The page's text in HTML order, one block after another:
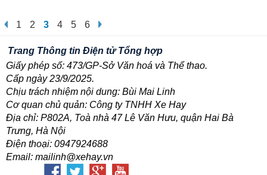
1 2 3 4 5 6
Trang Thông tin Điện tử Tổng hợp
Giấy phép số: 473/GP-Sở Văn hoá và Thể thao.
Cấp ngày 23/9/2025.
Chịu trách nhiệm nội dung: Bùi Mai Linh
Cơ quan chủ quản: Công ty TNHH Xe Hay
Địa chỉ: P802A, Toà nhà 47 Lê Văn Hưu, quận Hai Bà
Trưng, Hà Nội
Điện thoại: 0947924688
Email: mailinh@xehay.vn